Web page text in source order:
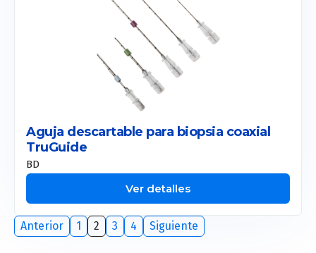
Aguja descartable para biopsia coaxial
TruGuide
BD
Ver detalles
Anterior 1 2 3 4 Siguiente